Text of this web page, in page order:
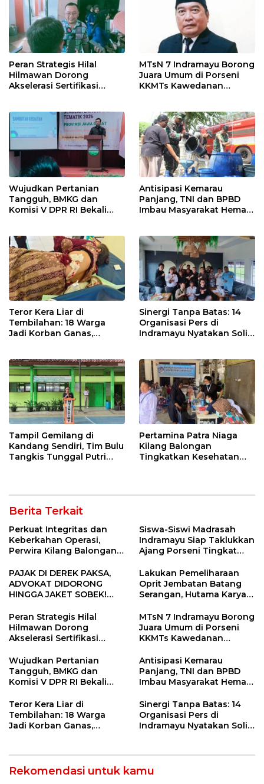
Peran Strategis Hilal
Hilmawan Dorong
Akselerasi Sertifikasi
Indramayu
MTsN 7 Indramayu Borong
Juara Umum di Porseni
KKMTs Kawedanan
Wujudkan Pertanian
Tangguh, BMKG dan
Komisi V DPR RI Bekali
Antisipasi Kemarau
Panjang, TNI dan BPBD
Imbau Masyarakat Hemat
Teror Kera Liar di
Tembilahan: 18 Warga
Jadi Korban Ganas,
Sinergi Tanpa Batas: 14
Organisasi Pers di
Indramayu Nyatakan Solid
Tampil Gemilang di
Kandang Sendiri, Tim Bulu
Tangkis Tunggal Putri
Pertamina Patra Niaga
Kilang Balongan
Tingkatkan Kesehatan
Perawatan Gigi
Berita Terkait
Perkuat Integritas dan
Keberkahan Operasi,
Perwira Kilang Balongan
Siswa-Siswi Madrasah
Indramayu Siap Taklukkan
Ajang Porseni Tingkat
PAJAK DI DEREK PAKSA,
ADVOKAT DIDORONG
HINGGA JAKET SOBEK!
Ngamuk Kepung Polresta
Pekanbaru!
Lakukan Pemeliharaan
Oprit Jembatan Batang
Serangan, Hutama Karya
55 Tol Binjai–Langsa
Peran Strategis Hilal
Hilmawan Dorong
Akselerasi Sertifikasi
Entaskan Kemiskinan di
Indramayu
MTsN 7 Indramayu Borong
Juara Umum di Porseni
KKMTs Kawedanan
Wujudkan Pertanian
Tangguh, BMKG dan
Komisi V DPR RI Bekali
Sekolah Lapang Iklim
Antisipasi Kemarau
Panjang, TNI dan BPBD
Imbau Masyarakat Hemat
Kebakaran
Teror Kera Liar di
Tembilahan: 18 Warga
Jadi Korban Ganas,
Sinergi Tanpa Batas: 14
Organisasi Pers di
Indramayu Nyatakan Solid
Rekomendasi untuk kamu